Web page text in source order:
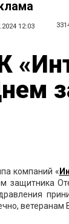
12:03
компаний «
защитника
ветеранам